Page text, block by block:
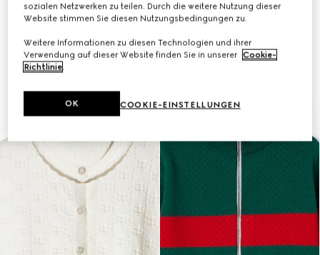
sozialen Netzwerken zu teilen. Durch die weitere Nutzung dieser
Website stimmen Sie diesen Nutzungsbedingungen zu.
Weitere Informationen zu diesen Technologien und ihrer
Verwendung auf dieser Website finden Sie in unserer Cookie-
Richtlinie.
COOKIE-EINSTELLUNGEN
OK